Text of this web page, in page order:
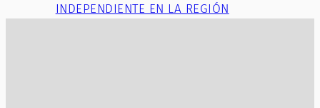
INDEPENDIENTE EN LA REGIÓN